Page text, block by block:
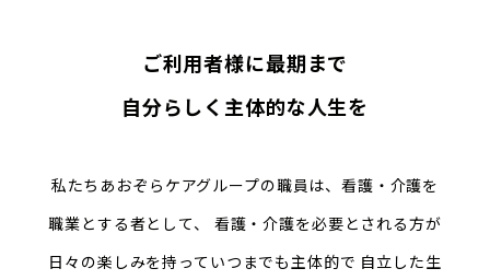
ご利用者様に最期まで
自分らしく主体的な人生を
私たちあおぞらケアグループの職員は、看護・介護を
職業とする者として、
看護・介護を必要とされる方が
日々の楽しみを持っていつまでも主体的で 自立した生